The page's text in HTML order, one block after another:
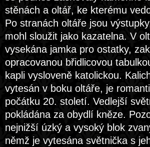
stěnách a oltář, ke kterému
Po stranách oltáře jsou
mohl sloužit jako kazatelna. V
vysekána jamka pro ostatky,
opracovanou břidlicovou
kapli vysloveně katolickou.
vytesán v boku oltáře, je
počátku 20. století. Vedlejší
pokládána za obydlí kněze.
nejnižší úzký a vysoký blok
němž je vytesána světnička s